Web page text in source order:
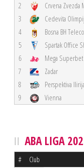
2
Crvena
3
Cedevita
4
Bosna BH
5
Spartak Office
6
Mega Superbet
7
Zadar
8
Perspektiva Ilirija
9
Vienna
ABA LIGA
# Club